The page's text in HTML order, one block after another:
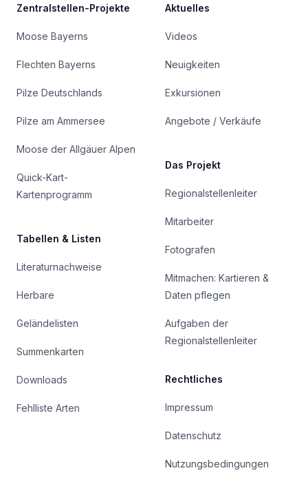
Zentralstellen-Projekte
Moose Bayerns
Flechten Bayerns
Pilze Deutschlands
Pilze am Ammersee
Moose der Allgäuer Alpen
Quick-Kart-
Kartenprogramm
Tabellen & Listen
Literaturnachweise
Herbare
Geländelisten
Summenkarten
Downloads
Fehlliste Arten
Aktuelles
Videos
Neuigkeiten
Exkursionen
Angebote / Verkäufe
Das Projekt
Regionalstellenleiter
Mitarbeiter
Fotografen
Mitmachen: Kartieren &
Daten pflegen
Aufgaben der
Regionalstellenleiter
Rechtliches
Impressum
Datenschutz
Nutzungsbedingungen